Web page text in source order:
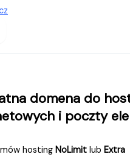
domena do
i poczty
hosting NoLimit lub Extra